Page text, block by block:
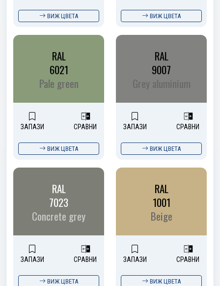
ВИЖ ЦВЕТА ВИЖ ЦВЕТА
RAL
6021
Pale green
ЗАПАЗИ СРАВНИ
ВИЖ ЦВЕТА
RAL
9007
Grey aluminium
ЗАПАЗИ СРАВНИ
ВИЖ ЦВЕТА
RAL
7023
Concrete grey
ЗАПАЗИ СРАВНИ
ВИЖ ЦВЕТА
RAL
1001
Beige
ЗАПАЗИ СРАВНИ
ВИЖ ЦВЕТА